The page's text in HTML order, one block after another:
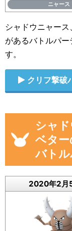
ニャース
シャドウニャー
があるバトルパー
す。
クリフ撃破
シャ
ベタ
バトル
2020年2月